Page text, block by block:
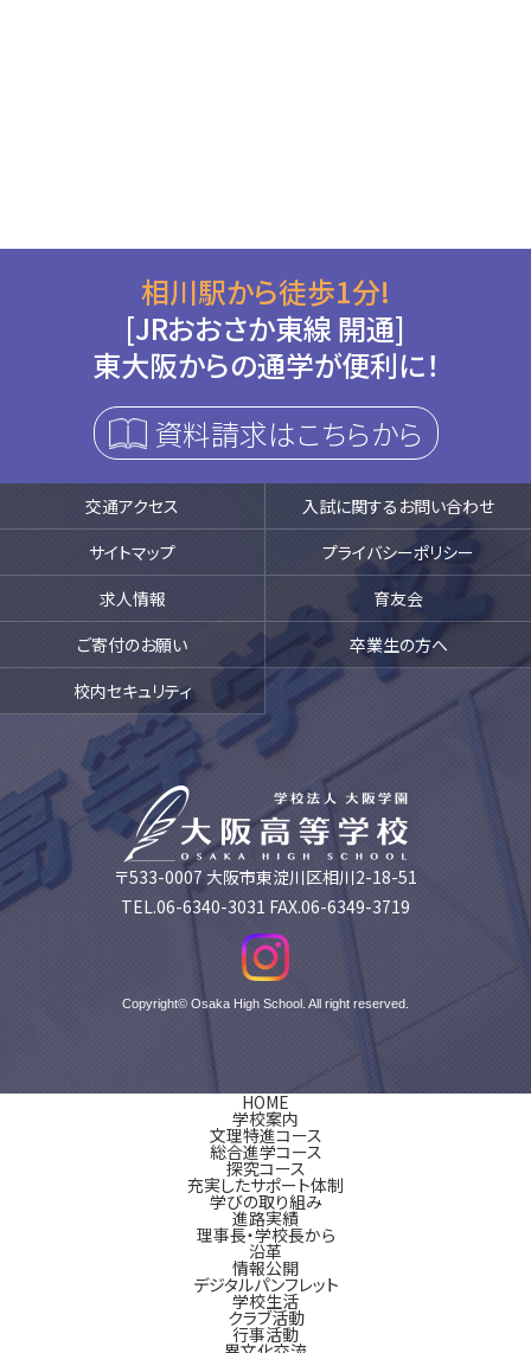
相川駅から徒歩1分!
[JRおおさか東線 開通]
東大阪からの通学が便利に！
資料請求はこちらから
交通アクセス
入試に関するお問い合わせ
サイトマップ
プライバシーポリシー
求人情報
育友会
ご寄付のお願い
卒業生の方へ
校内セキュリティ
〒533-0007 大阪市東淀川区相川2-18-51
TEL.06-6340-3031 FAX.06-6349-3719
Copyright© Osaka High School. All right reserved.
HOME
学校案内
文理特進コース
総合進学コース
探究コース
充実したサポート体制
学びの取り組み
進路実績
理事長・学校長から
沿革
情報公開
デジタルパンフレット
学校生活
クラブ活動
行事活動